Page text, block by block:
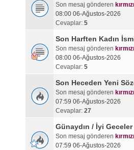
Son mesaj gönderen
08:00 06-Ağustos-2026
Cevaplar: 5
Son Harften Kadın
Son mesaj gönderen
08:00 06-Ağustos-2026
Cevaplar: 5
Son Heceden Yeni
Son mesaj gönderen
07:59 06-Ağustos-2026
Cevaplar: 27
Günaydın / İyi Geceler
Son mesaj gönderen
07:59 06-Ağustos-2026